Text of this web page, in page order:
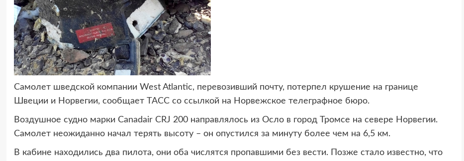
Самолет шведской компании West Atlantic, перевозивший почту, потерпел крушение на границе
Швеции и Норвегии, сообщает ТАСС со ссылкой на Норвежское телеграфное бюро.
Воздушное судно марки Canadair CRJ 200 направлялось из Осло в город Тромсе на севере Норвегии.
Самолет неожиданно начал терять высоту – он опустился за минуту более чем на 6,5 км.
В кабине находились два пилота, они оба числятся пропавшими без вести. Позже стало известно, что